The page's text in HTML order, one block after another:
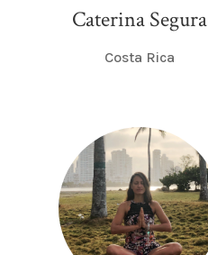
Caterina Segura
Costa Rica